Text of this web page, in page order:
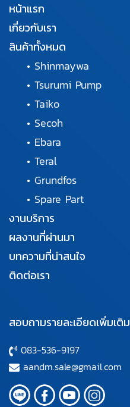
หน้าแรก
เกี่ยวกับเรา
สินค้าทั้งหมด
• Shinmaywa
• Tsurumi Pump
• Taiko
• Secoh
• Ebara
• Teral
• Grundfos
• Spare Part
งานบริการ
ผลงานที่ผ่านมา
บทความที่น่าสนใจ
ติดต่อเรา
สอบถามรายละเอียดเพิ่มเติม
083-536-9197
aandm.sale@gmail.com